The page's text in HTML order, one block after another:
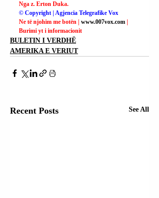
Nga z. Erton Duka.
© Copyright | Agjencia Telegrafike Vox
Ne të njohim me botën | www.007vox.com
Burimi yt i informacionit
BULETIN I VERDHË
AMERIKA E VERIUT
Recent Posts See All